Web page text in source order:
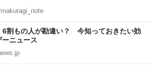
割もの人が勘違い？ 今知っておきたい効
ニュース